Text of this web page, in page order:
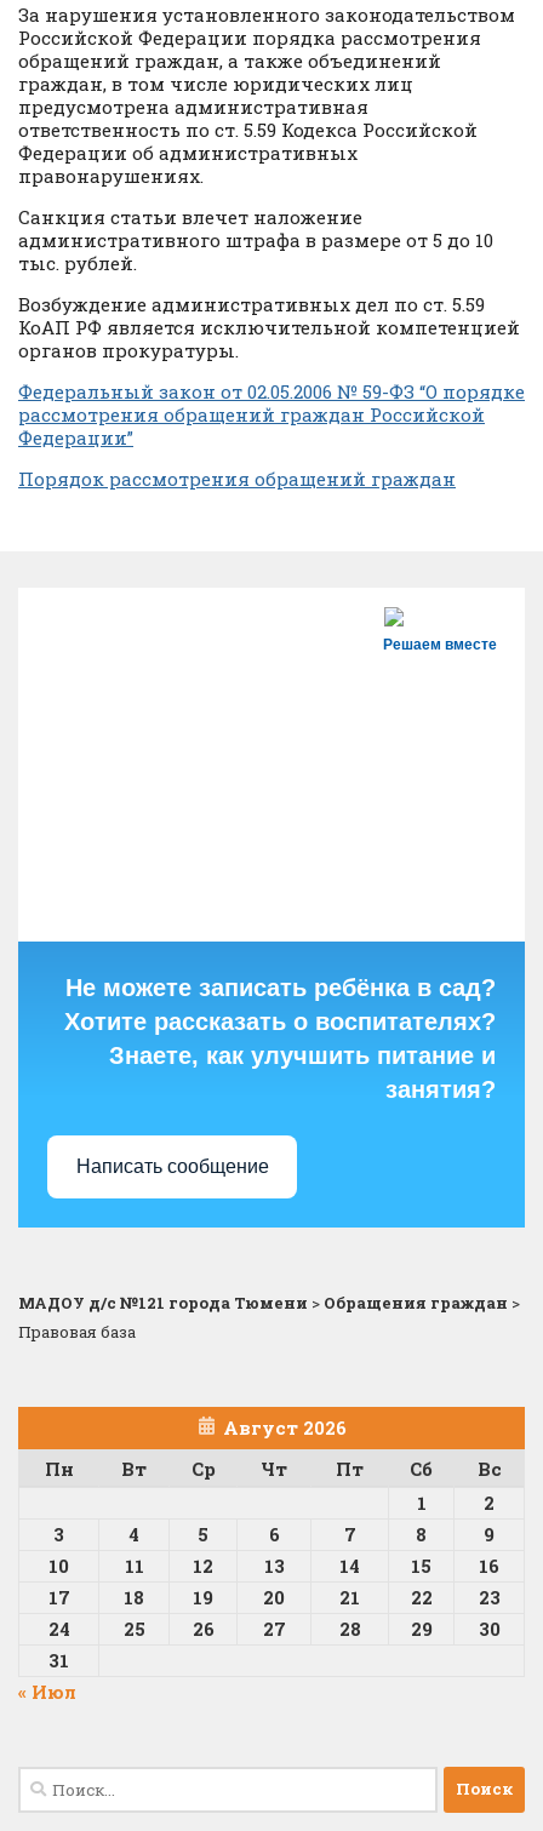
За нарушения установленного законодательством
Российской Федерации порядка рассмотрения
обращений граждан, а также объединений
граждан, в том числе юридических лиц
предусмотрена административная
ответственность по ст. 5.59 Кодекса Российской
Федерации об административных
правонарушениях.
Санкция статьи влечет наложение
административного штрафа в размере от 5 до 10
тыс. рублей.
Возбуждение административных дел по ст. 5.59
КоАП РФ является исключительной компетенцией
органов прокуратуры.
Федеральный закон от 02.05.2006 № 59-ФЗ “О порядке
рассмотрения обращений граждан Российской
Федерации”
Порядок рассмотрения обращений граждан
Решаем вместе
Не можете записать ребёнка в сад?
Хотите рассказать о воспитателях?
Знаете, как улучшить питание и
занятия?
Написать сообщение
МАДОУ д/с №121 города Тюмени > Обращения граждан >
Правовая база
Август 2026
Пн
Вт Ср Чт Пт Сб
Вс
1
2
3
4 5 6 7 8
9
10
11 12 13 14 15
16
17
18 19 20 21 22
23
24
25 26 27 28 29
30
31
« Июл
Найти: